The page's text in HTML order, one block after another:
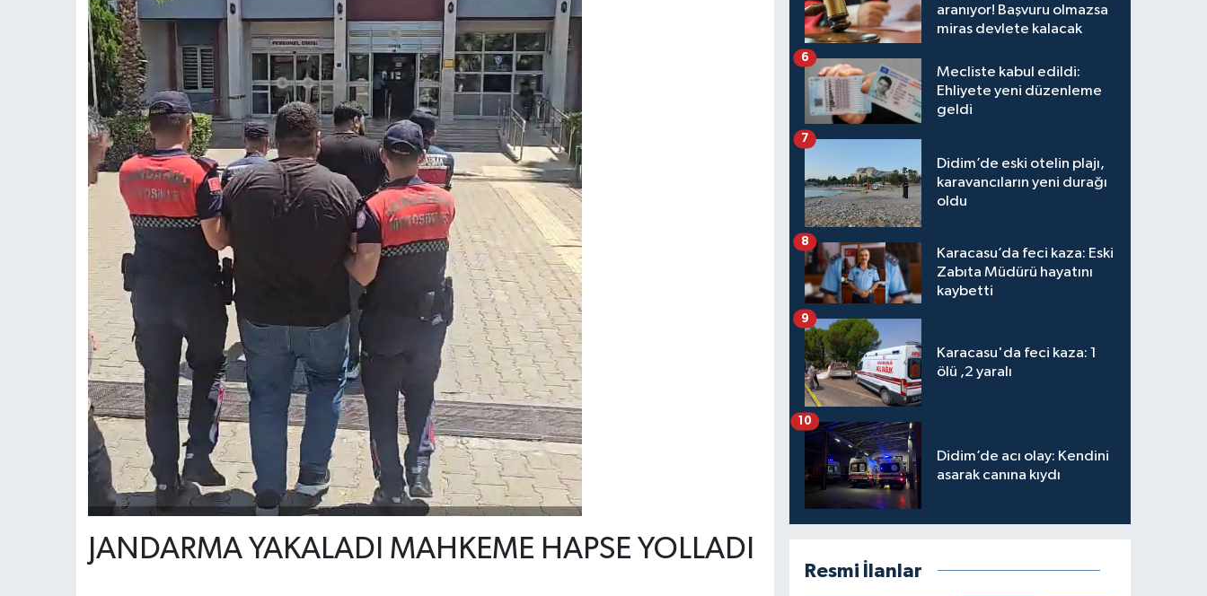
JANDARMA YAKALADI MAHKEME HAPSE YOLLADI
aranıyor! Başvuru olmazsa
miras devlete kalacak
Mecliste kabul edildi:
Ehliyete yeni düzenleme
geldi
6
Didim’de eski otelin plajı,
karavancıların yeni durağı
oldu
7
Karacasu’da feci kaza: Eski
Zabıta Müdürü hayatını
kaybetti
8
Karacasu'da feci kaza: 1
ölü ,2 yaralı
9
Didim’de acı olay: Kendini
asarak canına kıydı
10
Resmi İlanlar